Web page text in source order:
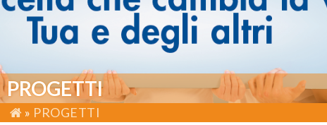
PROGETTI
» PROGETTI